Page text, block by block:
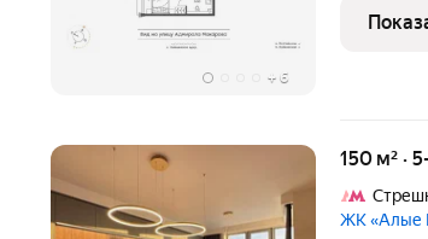
+ 6
столицы, в
150 м² ·
ЖК